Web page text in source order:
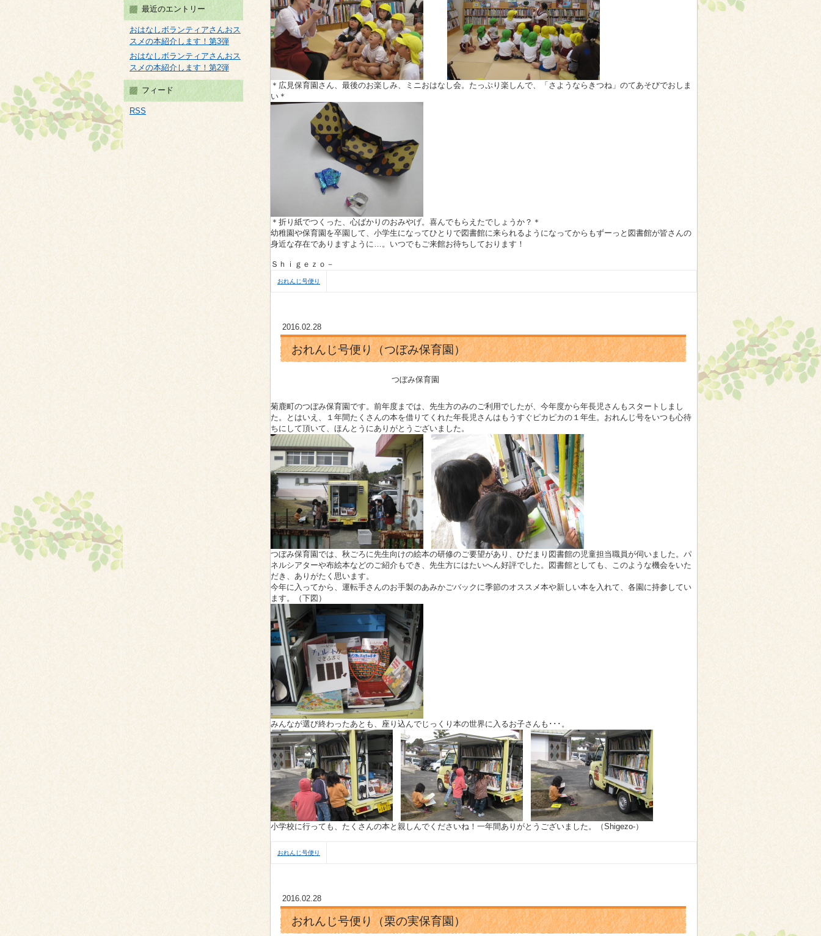
＊広見保育園さん、最後のお楽しみ、ミニおはなし会。たっぷり楽しんで、「さようならきつね」のてあそびでおしま
い＊
＊折り紙でつくった、心ばかりのおみやげ。喜んでもらえたでしょうか？＊
幼稚園や保育園を卒園して、小学生になってひとりで図書館に来られるようになってからもずーっと図書館が皆さんの
身近な存在でありますように…。いつでもご来館お待ちしております！
Ｓｈｉｇｅｚｏ－
おれんじ号便り
2016.02.28
おれんじ号便り（つぼみ保育園）
つぼみ保育園
菊鹿町のつぼみ保育園です。前年度までは、先生方のみのご利用でしたが、今年度から年長児さんもスタートしまし
た。とはいえ、１年間たくさんの本を借りてくれた年長児さんはもうすぐピカピカの１年生。おれんじ号をいつも心待
ちにして頂いて、ほんとうにありがとうございました。
つぼみ保育園では、秋ごろに先生向けの絵本の研修のご要望があり、ひだまり図書館の児童担当職員が伺いました。パ
ネルシアターや布絵本などのご紹介もでき、先生方にはたいへん好評でした。図書館としても、このような機会をいた
だき、ありがたく思います。
今年に入ってから、運転手さんのお手製のあみかごバックに季節のオススメ本や新しい本を入れて、各園に持参してい
ます。（下図）
みんなが選び終わったあとも、座り込んでじっくり本の世界に入るお子さんも･･･。
小学校に行っても、たくさんの本と親しんでくださいね！一年間ありがとうございました。（Shigezo-）
おれんじ号便り
2016.02.28
おれんじ号便り（栗の実保育園）
最近のエントリー
おはなしボランティアさんおス
スメの本紹介します！第3弾
おはなしボランティアさんおス
スメの本紹介します！第2弾
フィード
RSS